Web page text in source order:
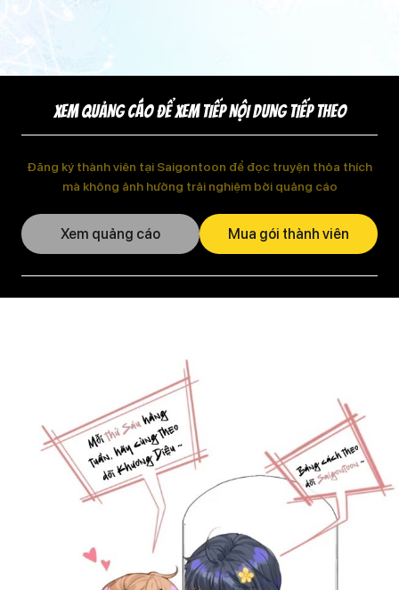
XEM QUẢNG CÁO ĐỂ XEM TIẾP NỘI DUNG TIẾP THEO
Đăng ký thành viên tại Saigontoon để đọc truyện thỏa thích
mà không ảnh hưởng trải nghiệm bởi quảng cáo
Xem quảng cáo Mua gói thành viên